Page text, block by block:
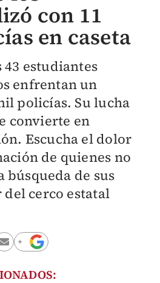
con 11
en caseta
43 estudiantes
enfrentan un
policías. Su lucha
convierte en
Escucha el dolor
de quienes no
búsqueda de sus
del cerco estatal